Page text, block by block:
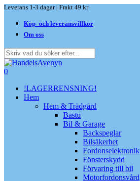
Skip
main
content
Leverans 1-3 dagar | Frakt 49 kr
Köp- och leveransvillkor
Om oss
Close
Search
search
0
!LAGERRENSNING!
Hem
Hem & Trädgård
Bastu
Bil & Garage
Backspeglar
Bilsäkerhet
Fordonselektronik
Fönsterskydd
Förvaring till bil
Motorfordonsvård